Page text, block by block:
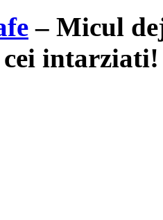
– Micul
intarziati!